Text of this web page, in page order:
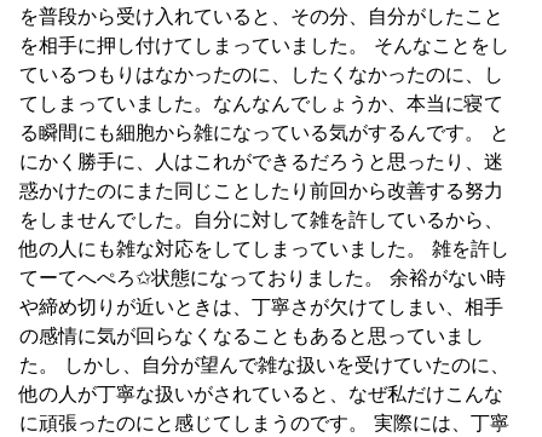
を普段から受け入れていると、その分、自分がしたこと
を相手に押し付けてしまっていました。 そんなことをし
ているつもりはなかったのに、したくなかったのに、し
てしまっていました。なんなんでしょうか、本当に寝て
る瞬間にも細胞から雑になっている気がするんです。 と
にかく勝手に、人はこれができるだろうと思ったり、迷
惑かけたのにまた同じことしたり前回から改善する努力
をしませんでした。自分に対して雑を許しているから、
他の人にも雑な対応をしてしまっていました。 雑を許し
てーてへぺろ✩状態になっておりました。 余裕がない時
や締め切りが近いときは、丁寧さが欠けてしまい、相手
の感情に気が回らなくなることもあると思っていまし
た。 しかし、自分が望んで雑な扱いを受けていたのに、
他の人が丁寧な扱いがされていると、なぜ私だけこんな
に頑張ったのにと感じてしまうのです。 実際には、丁寧